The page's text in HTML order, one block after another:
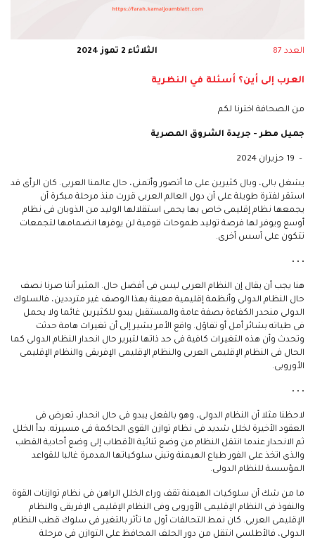
العدد 87 الثلاثاء 2 تموز 2024
العرب إلى أين؟ أسئلة في النظرية
من الصحافة اخترنا لكم
جميل مطر - جريدة الشروق المصرية
– 19 حزيران 2024
يشغل بالى، وبال كثيرين على ما أتصور وأتمنى، حال عالمنا العربى. كان الرأى قد
استقر لفترة طويلة على أن دول العالم العربى قررت منذ مرحلة مبكرة أن
يجمعها نظام إقليمى خاص بها يحمى استقلالها الوليد من الذوبان فى نظام
أوسع ويوفر لها فرصة توليد طموحات قومية لن يوفرها انضمامها لتجمعات
تتكون على أسس أخرى.
• • •
هنا يجب أن يقال إن النظام العربى ليس فى أفضل حال. المثير أننا صرنا نصف
حال النظام الدولى وأنظمة إقليمية معينة بهذا الوصف غير مترددين، فالسلوك
الدولى منحدر الكفاءة بصفة عامة والمستقبل يبدو للكثيرين غائما ولا يحمل
فى طياته بشائر أمل أو تفاؤل. واقع الأمر يشير إلى أن تغيرات هامة حدثت
وتحدث وأن هذه التغيرات كافية فى حد ذاتها لتبرير حال انحدار النظام الدولى كما
الحال فى النظام الإقليمى العربى والنظام الإقليمى الإفريقى والنظام الإقليمى
الأوروبى.
• • •
لاحظنا مثلا أن النظام الدولى، وهو بالفعل يبدو فى حال انحدار، تعرض فى
العقود الأخيرة لخلل شديد فى نظام توازن القوى الحاكمة فى مسيرته. بدأ الخلل
ثم الانحدار عندما انتقل النظام من وضع ثنائية الأقطاب إلى وضع أحادية القطب
والذى اتخذ على الفور طباع الهيمنة وتبنى سلوكياتها المدمرة غالبا للقواعد
المؤسسة للنظام الدولى.
ما من شك أن سلوكيات الهيمنة تقف وراء الخلل الراهن فى نظام توازنات القوة
والنفوذ فى النظام الإقليمى الأوروبى وفى النظام الإقليمى الإفريقى والنظام
الإقليمى العربى. كان نمط التحالفات أول ما تأثر بالتغير فى سلوك قطب النظام
الدولى، فالأطلسى انتقل من دور الحلف المحافظ على التوازن فى مرحلة